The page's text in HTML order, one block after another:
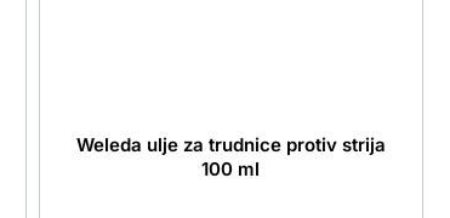
Weleda ulje za trudnice protiv strija
100 ml